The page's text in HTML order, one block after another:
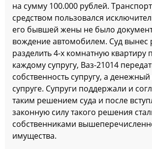
на сумму 100.000 рублей.
средством пользовался
его бывшей жены не было
вождение автомобилем. Суд
разделить 4-х комнатную квартиру
каждому супругу, Ваз-21014
собственность супругу, а
супруге. Супруги поддержали и
таким решением суда и после
законную силу такого решения
собственниками
имущества.